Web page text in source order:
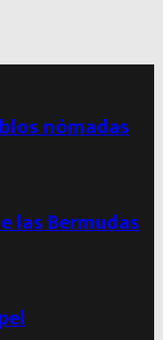
nómadas
las Bermudas